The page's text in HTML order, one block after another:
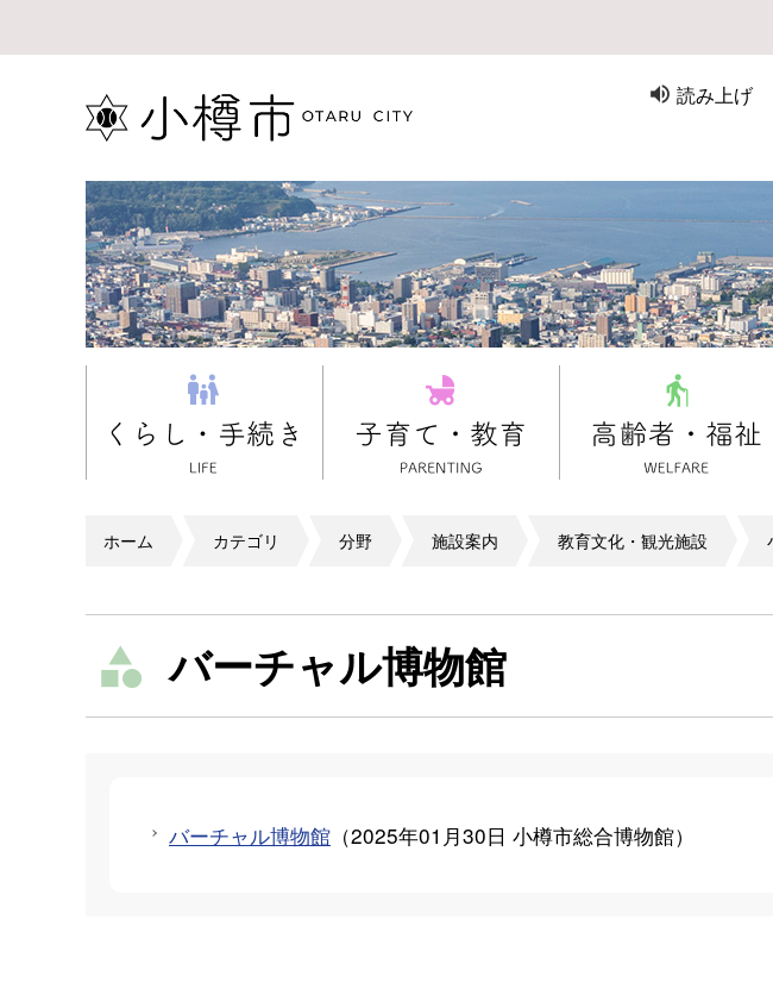
読み上げ
ホーム カテゴリ 分野 施設案内 教育文化・観光施設
バーチャル博物館
バーチャル博物館 （2025年01月30日 小樽市総合博物館）